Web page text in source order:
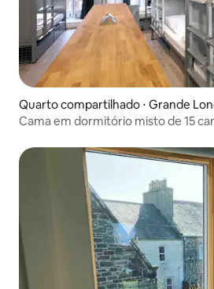
Quarto compartilhado ⋅ Grande
Cama em dormitório misto de 15